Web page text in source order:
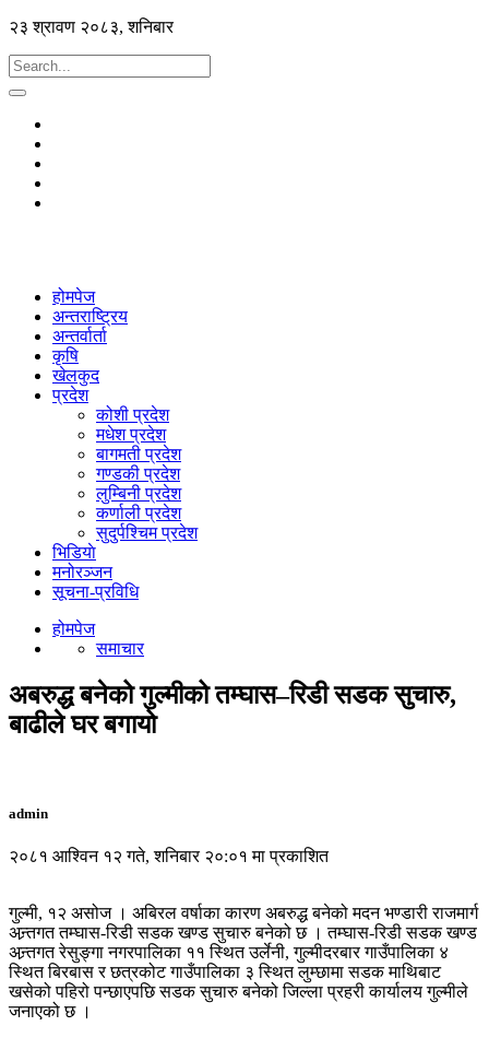
२३ श्रावण २०८३, शनिबार
होमपेज
अन्तराष्ट्रिय
अन्तर्वार्ता
कृषि
खेलकुद
प्रदेश
कोशी प्रदेश
मधेश प्रदेश
बागमती प्रदेश
गण्डकी प्रदेश
लुम्बिनी प्रदेश
कर्णाली प्रदेश
सुदुर्पश्चिम प्रदेश
भिडियाे
मनोरञ्जन
सूचना-प्रविधि
होमपेज
समाचार
अबरुद्ध बनेको गुल्मीको तम्घास–रिडी सडक सुचारु,
बाढीले घर बगायो
admin
२०८१ आश्विन १२ गते, शनिबार २०:०१ मा प्रकाशित
गुल्मी, १२ असोज । अबिरल वर्षाका कारण अबरुद्ध बनेको मदन भण्डारी राजमार्ग
अन्र्तगत तम्घास‐रिडी सडक खण्ड सुचारु बनेको छ । तम्घास‐रिडी सडक खण्ड
अन्र्तगत रेसुङ्गा नगरपालिका ११ स्थित उर्लेनी, गुल्मीदरबार गाउँपालिका ४
स्थित बिरबास र छत्रकोट गाउँपालिका ३ स्थित लुम्छामा सडक माथिबाट
खसेको पहिरो पन्छाएपछि सडक सुचारु बनेको जिल्ला प्रहरी कार्यालय गुल्मीले
जनाएको छ ।